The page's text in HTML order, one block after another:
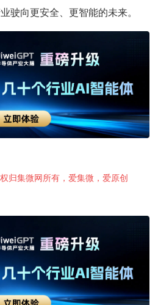
驶向更安全、更智能的未来。
归集微网所有，爱集微，爱原创